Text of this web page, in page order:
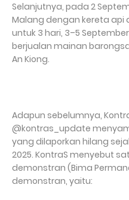
Selanjutnya, pada 2
Malang dengan kereta
untuk 3 hari, 3–5
berjualan mainan
An Kiong.
Adapun sebelumnya,
@kontras_update
yang dilaporkan hilang
2025. KontraS menyebut
demonstran (Bima
demonstran, yaitu: